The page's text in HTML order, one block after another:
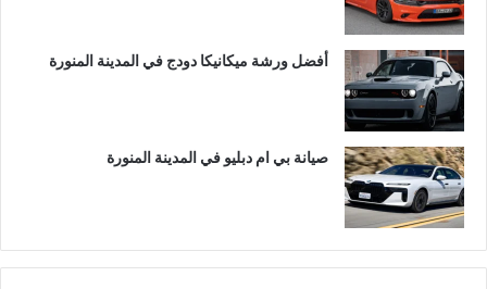
أفضل ورشة ميكانيكا دودج في المدينة المنورة
صيانة بي ام دبليو في المدينة المنورة